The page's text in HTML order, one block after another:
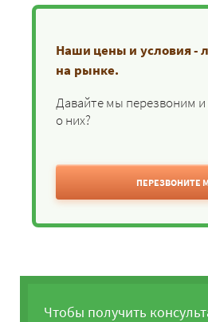
Наши цены и условия -
на рынке.
Давайте мы перезвоним
о них?
ПЕРЕЗВОНИТЕ
Чтобы получить